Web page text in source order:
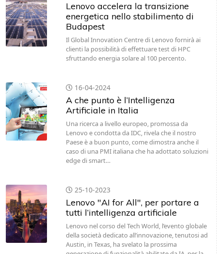
Lenovo accelera la transizione
energetica nello stabilimento di
Budapest
Il Global Innovation Centre di Lenovo fornirà ai
clienti la possibilità di effettuare test di HPC
sfruttando energia solare al 100 percento.
16-04-2024
A che punto è l’Intelligenza
Artificiale in Italia
Una ricerca a livello europeo, promossa da
Lenovo e condotta da IDC, rivela che il nostro
Paese è a buon punto, come dimostra anche il
caso di una PMI italiana che ha adottato soluzioni
edge di smart…
25-10-2023
Lenovo "AI for All", per portare a
tutti l’intelligenza artificiale
Lenovo nel corso del Tech World, l’evento globale
della società dedicato all’innovazione, tenutosi ad
Austin, in Texas, ha svelato la prossima